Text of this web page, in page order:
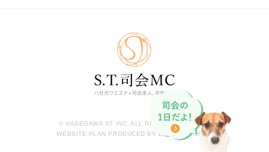
© HASEGAWA ST INC. ALL RIGHTS RESERVED.
WEBSITE PLAN PRODUCED BY BIT,SEODESIGN.